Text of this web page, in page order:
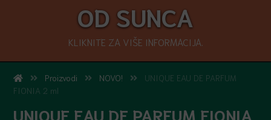
OD SUNCA
KLIKNITE ZA VIŠE INFORMACIJA.
Proizvodi NOVO!
UNIQUE EAU DE PARFUM
FIONIA 2 ml
UNIQUE EAU DE PARFUM FIONIA